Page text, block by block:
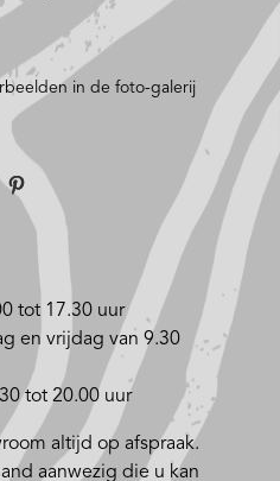
in de foto-galerij
tot 17.30 uur
en vrijdag van 9.30
tot 20.00 uur
altijd op afspraak.
aanwezig die u kan